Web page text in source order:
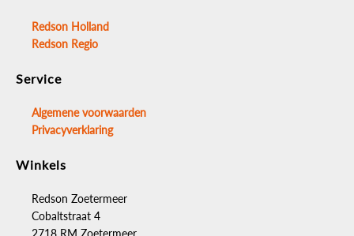
Redson Holland
Redson Regio
Service
Algemene voorwaarden
Privacyverklaring
Winkels
Redson Zoetermeer
Cobaltstraat 4
2718 RM Zoetermeer